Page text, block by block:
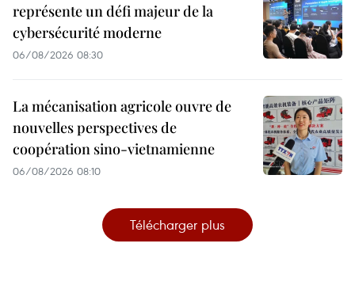
représente un défi majeur de la
cybersécurité moderne
06/08/2026 08:30
La mécanisation agricole ouvre de
nouvelles perspectives de
coopération sino-vietnamienne
06/08/2026 08:10
Télécharger plus